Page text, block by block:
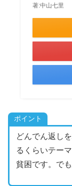
著:中山七里
ポイント
どんでん返し
るくらいテー
貧困です。で